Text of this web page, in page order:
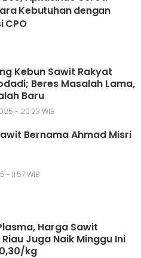
Kebutuhan dengan
CPO
Kebun Sawit Rakyat
Beres Masalah Lama,
Baru
- 20:23 WIB
Bernama Ahmad Misri
- 11:57 WIB
Harga Sawit
Juga Naik Minggu Ini
kg